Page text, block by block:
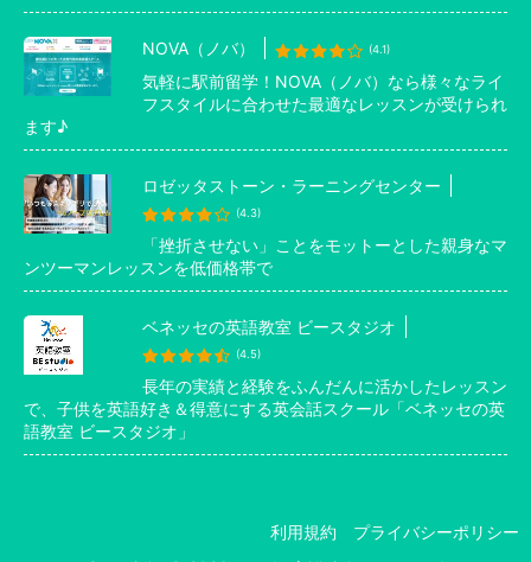
NOVA（ノバ） (4.1)
気軽に駅前留学！NOVA（ノバ）なら様々なライ
フスタイルに合わせた最適なレッスンが受けられ
ます♪
ロゼッタストーン・ラーニングセンター
(4.3)
「挫折させない」ことをモットーとした親身なマ
ンツーマンレッスンを低価格帯で
ベネッセの英語教室 ビースタジオ
(4.5)
長年の実績と経験をふんだんに活かしたレッスン
で、子供を英語好き＆得意にする英会話スクール「ベネッセの英
語教室 ビースタジオ」
利用規約
プライバシーポリシー